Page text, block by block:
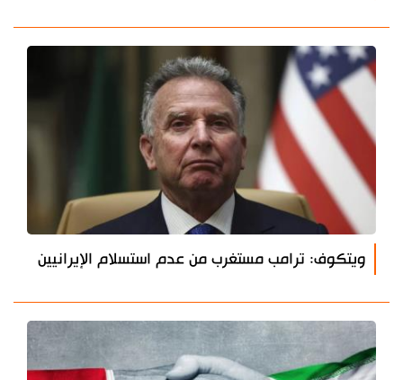
ويتكوف: ترامب مستغرب من عدم استسلام الإيرانيين